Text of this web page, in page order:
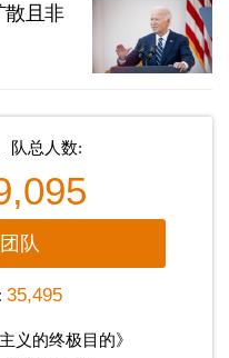
散且非
队总人数:
队
35,495
义的终极目的》